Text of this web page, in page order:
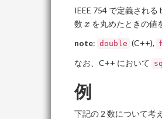
{(#1)}}
IEEE 754 で定義され
数 x
x を丸めたときの値
note: double (C++),
なお、C++ において
例
下記の 2 数について考